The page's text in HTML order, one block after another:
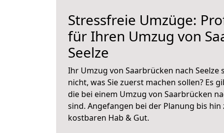
Stressfreie Umzüge:
für Ihren Umzug von
Seelze
Ihr Umzug von Saarbrücken nach Seelze
nicht, was Sie zuerst machen sollen? Es
die bei einem Umzug von Saarbrücken
sind. Angefangen bei der Planung bis
kostbaren Hab & Gut.